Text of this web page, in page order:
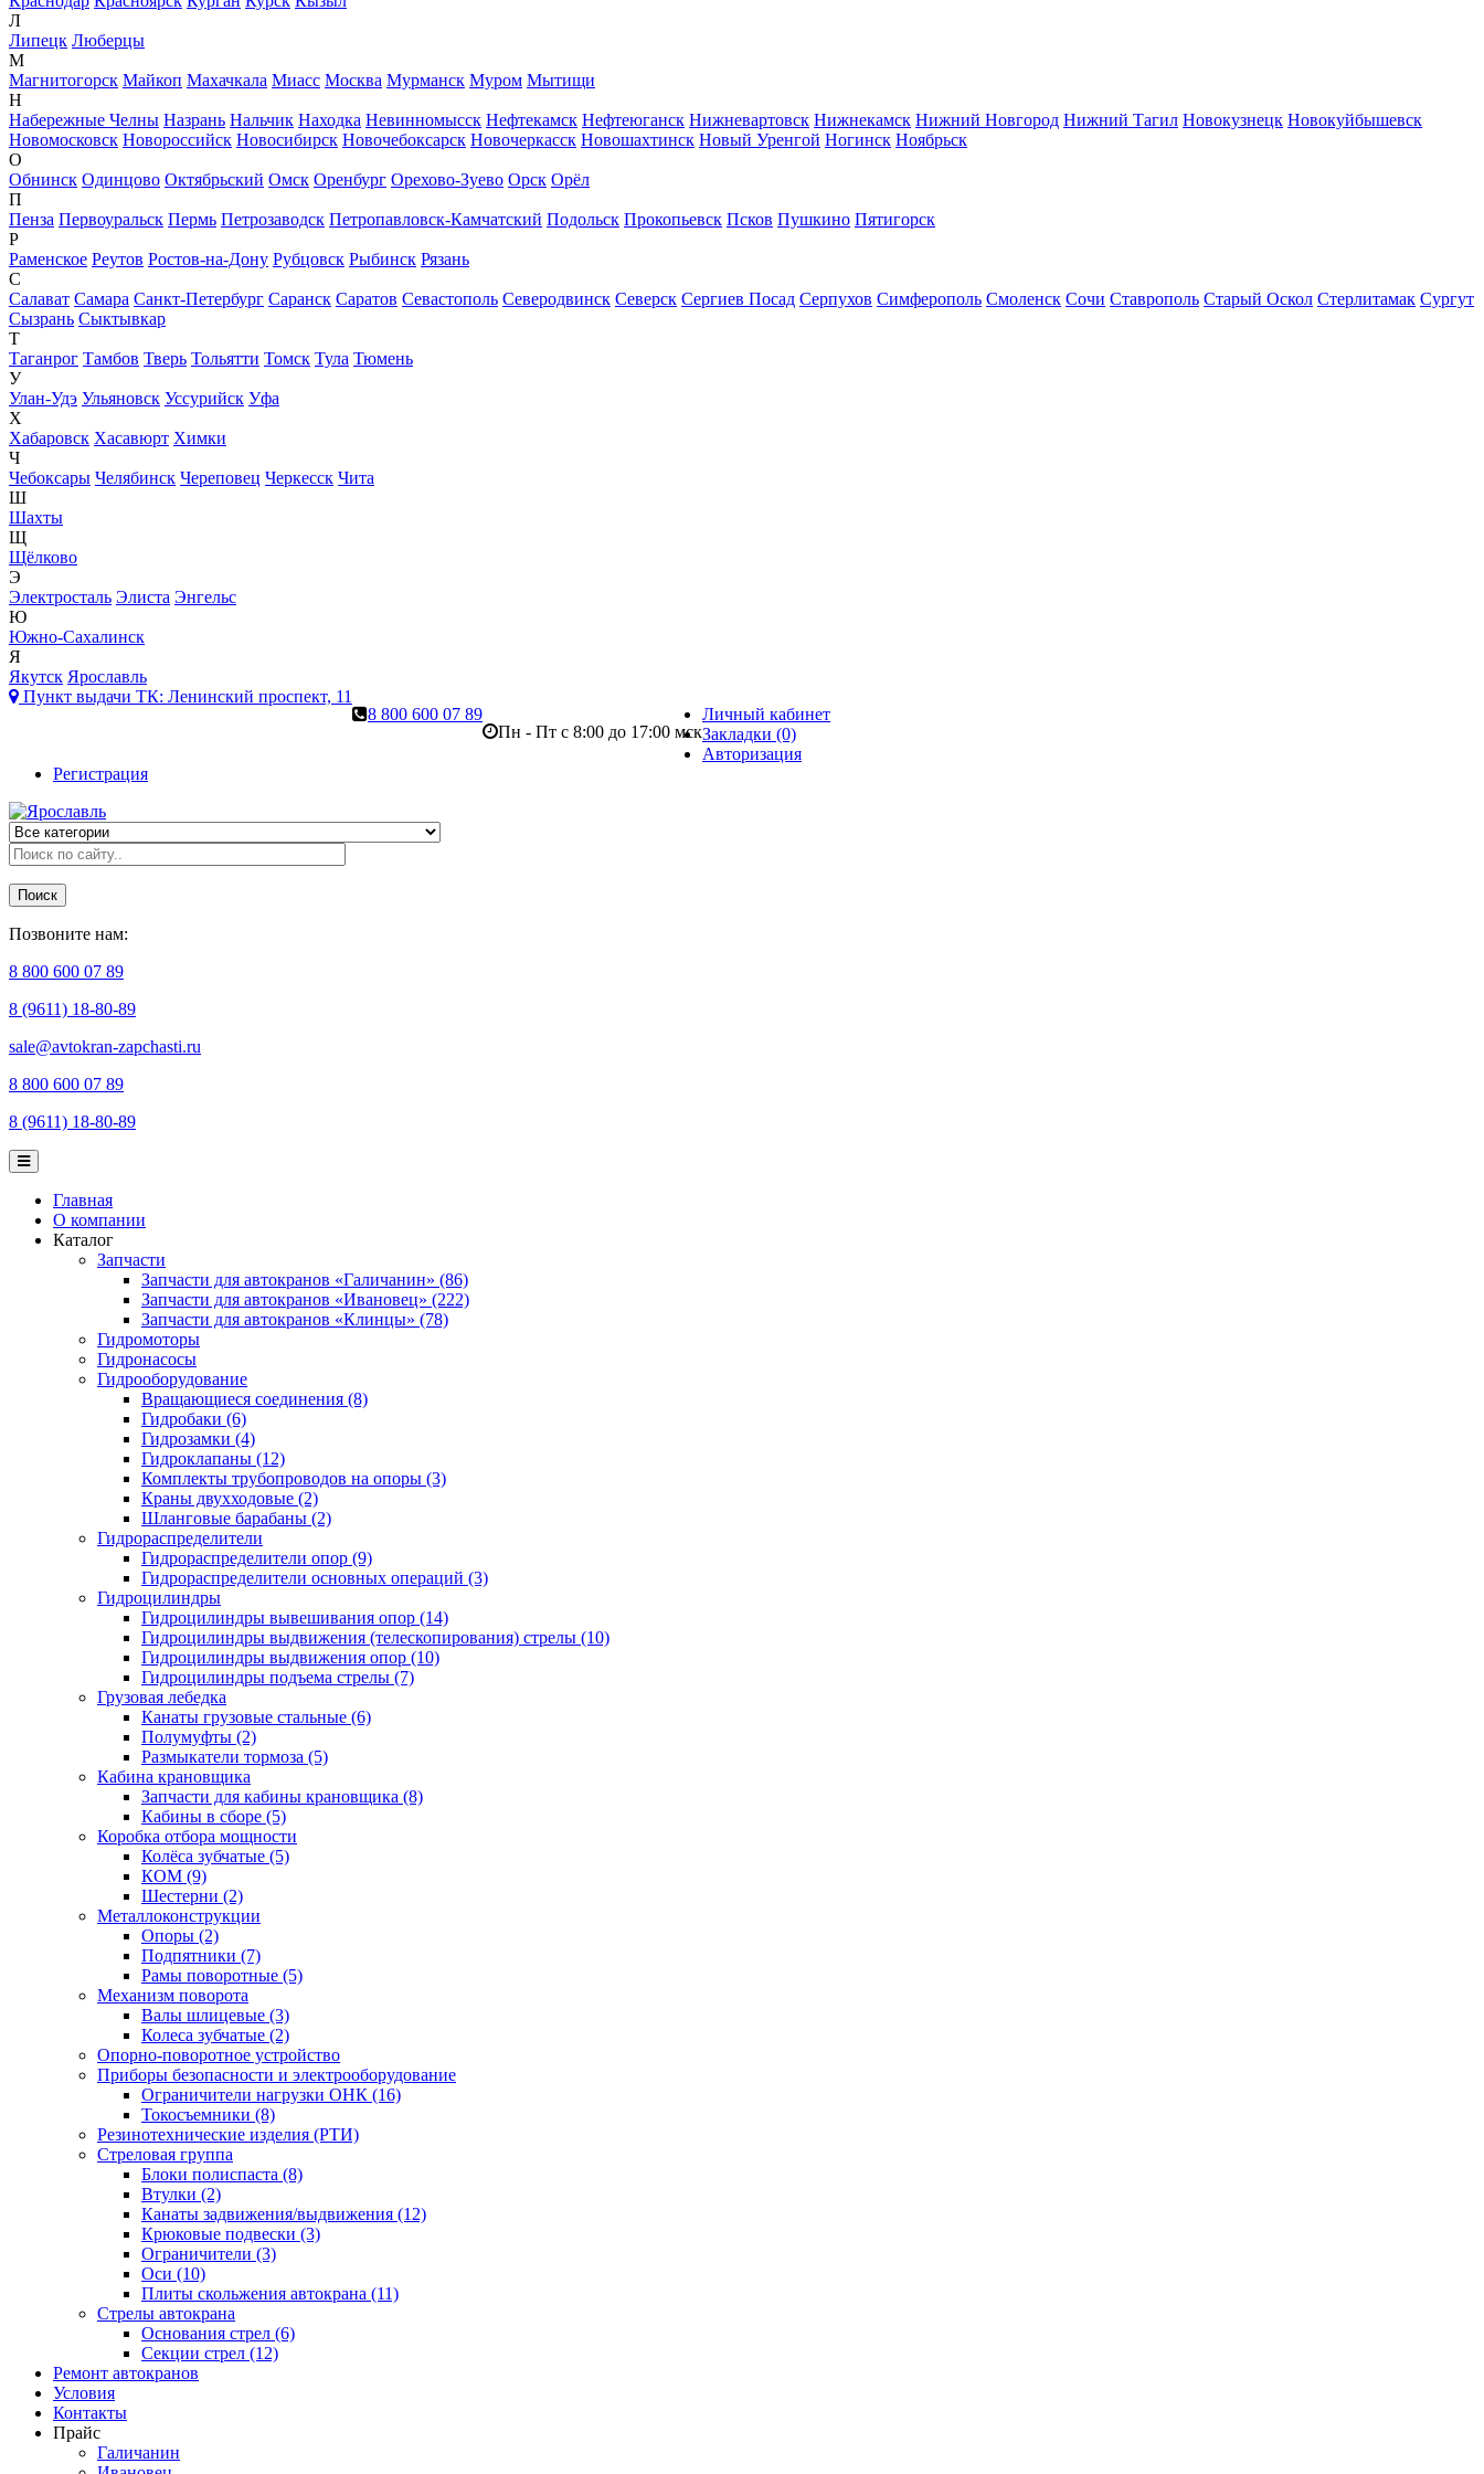
Л
Липецк Люберцы
М
Магнитогорск Майкоп Махачкала Миасс Москва Мурманск Муром Мытищи
Н
Набережные Челны Назрань Нальчик Находка Невинномысск Нефтекамск Нефтеюганск Нижневартовск Нижнекамск Нижний Новгород Нижний Тагил Новокузнецк Новокуйбышевск
Новомосковск Новороссийск Новосибирск Новочебоксарск Новочеркасск Новошахтинск Новый Уренгой Ногинск Ноябрьск
О
Обнинск Одинцово Октябрьский Омск Оренбург Орехово-Зуево Орск Орёл
П
Пенза Первоуральск Пермь Петрозаводск Петропавловск-Камчатский Подольск Прокопьевск Псков Пушкино Пятигорск
Р
Раменское Реутов Ростов-на-Дону Рубцовск Рыбинск Рязань
С
Салават Самара Санкт-Петербург Саранск Саратов Севастополь Северодвинск Северск Сергиев Посад Серпухов Симферополь Смоленск Сочи Ставрополь Старый Оскол Стерлитамак Сургут
Сызрань Сыктывкар
Т
Таганрог Тамбов Тверь Тольятти Томск Тула Тюмень
У
Улан-Удэ Ульяновск Уссурийск Уфа
Х
Хабаровск Хасавюрт Химки
Ч
Чебоксары Челябинск Череповец Черкесск Чита
Ш
Шахты
Щ
Щёлково
Э
Электросталь Элиста Энгельс
Ю
Южно-Сахалинск
Я
Якутск Ярославль
Пункт выдачи ТК: Ленинский проспект, 11
8 800 600 07 89
Пн - Пт с 8:00 до 17:00 мск
Личный кабинет
Закладки (0)
Авторизация
Регистрация
Поиск
Позвоните нам:
8 800 600 07 89
8 (9611) 18-80-89
sale@avtokran-zapchasti.ru
8 800 600 07 89
8 (9611) 18-80-89
Главная
О компании
Каталог
Запчасти
Запчасти для автокранов «Галичанин» (86)
Запчасти для автокранов «Ивановец» (222)
Запчасти для автокранов «Клинцы» (78)
Гидромоторы
Гидронасосы
Гидрооборудование
Вращающиеся соединения (8)
Гидробаки (6)
Гидрозамки (4)
Гидроклапаны (12)
Комплекты трубопроводов на опоры (3)
Краны двухходовые (2)
Шланговые барабаны (2)
Гидрораспределители
Гидрораспределители опор (9)
Гидрораспределители основных операций (3)
Гидроцилиндры
Гидроцилиндры вывешивания опор (14)
Гидроцилиндры выдвижения (телескопирования) стрелы (10)
Гидроцилиндры выдвижения опор (10)
Гидроцилиндры подъема стрелы (7)
Грузовая лебедка
Канаты грузовые стальные (6)
Полумуфты (2)
Размыкатели тормоза (5)
Кабина крановщика
Запчасти для кабины крановщика (8)
Кабины в сборе (5)
Коробка отбора мощности
Колёса зубчатые (5)
КОМ (9)
Шестерни (2)
Металлоконструкции
Опоры (2)
Подпятники (7)
Рамы поворотные (5)
Механизм поворота
Валы шлицевые (3)
Колеса зубчатые (2)
Опорно-поворотное устройство
Приборы безопасности и электрооборудование
Ограничители нагрузки ОНК (16)
Токосъемники (8)
Резинотехнические изделия (РТИ)
Стреловая группа
Блоки полиспаста (8)
Втулки (2)
Канаты задвижения/выдвижения (12)
Крюковые подвески (3)
Ограничители (3)
Оси (10)
Плиты скольжения автокрана (11)
Стрелы автокрана
Основания стрел (6)
Секции стрел (12)
Ремонт автокранов
Условия
Контакты
Прайс
Галичанин